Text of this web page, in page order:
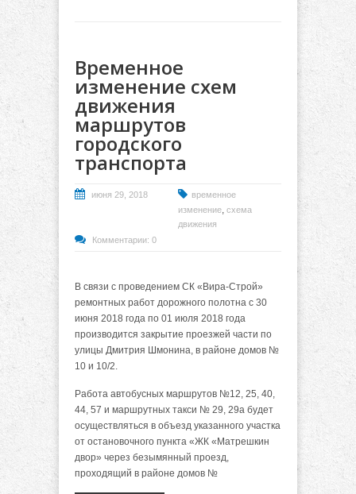
Временное
изменение схем
движения
маршрутов
городского
транспорта
июня 29, 2018
временное
изменение, схема
движения
Комментарии: 0
В связи с проведением СК «Вира-Строй»
ремонтных работ дорожного полотна с 30
июня 2018 года по 01 июля 2018 года
производится закрытие проезжей части по
улицы Дмитрия Шмонина, в районе домов №
10 и 10/2.
Работа автобусных маршрутов №12, 25, 40,
44, 57 и маршрутных такси № 29, 29а будет
осуществляться в объезд указанного участка
от остановочного пункта «ЖК «Матрешкин
двор» через безымянный проезд,
проходящий в районе домов №